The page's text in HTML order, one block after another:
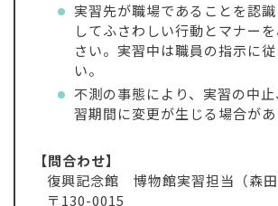
実習先が職場であることを認
してふさわしい行動とマナー
さい。実習中は職員の指示に
い。
不測の事態により、実習の中
習期間に変更が生じる場合があ
【問合わせ】
復興記念館 博物館実習担当（森田
〒130-0015